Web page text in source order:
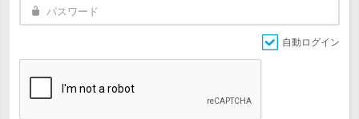
自動ログイン